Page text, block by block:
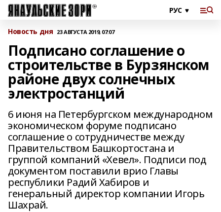
Новость дня 23 АВГУСТА 2019, 07:07
Подписано соглашение о
строительстве в Бурзянском
районе двух солнечных
электростанций
6 июня на Петербургском международном
экономическом форуме подписано
соглашение о сотрудничестве между
Правительством Башкортостана и
группой компаний «Хевел». Подписи под
документом поставили врио Главы
республики Радий Хабиров и
генеральный директор компании Игорь
Шахрай.